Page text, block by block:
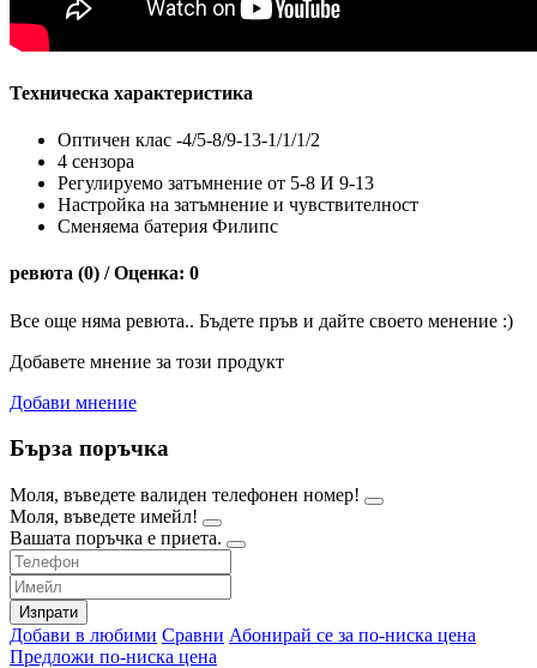
Техническа характеристика
Оптичен клас -4/5-8/9-13-1/1/1/2
4 сензора
Регулируемо затъмнение от 5-8 И 9-13
Настройка на затъмнение и чувствителност
Сменяема батерия Филипс
ревюта (0) / Оценка: 0
Все още няма ревюта.. Бъдете пръв и дайте своето менение :)
Добавете мнение за този продукт
Добави мнение
Бърза поръчка
Моля, въведете валиден телефонен номер!
Моля, въведете имейл!
Вашата поръчка е приета.
Изпрати
Добави в любими Сравни Абонирай се за по-ниска цена
Предложи по-ниска цена